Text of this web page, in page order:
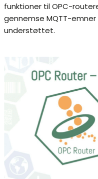
funktioner til OPC-
gennemse MQTT-
understøttet.